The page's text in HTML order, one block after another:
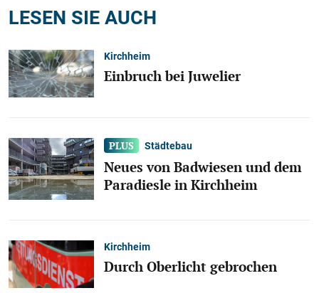
LESEN SIE AUCH
Kirchheim
Einbruch bei Juwelier
Städtebau
Neues von Badwiesen und dem
Paradiesle in Kirchheim
Kirchheim
Durch Oberlicht gebrochen